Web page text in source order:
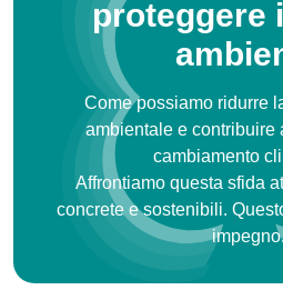
proteggere
Come possiamo ridurre
ambientale e contribuire
cambiamento
Affrontiamo questa sfida
concrete e sostenibili.